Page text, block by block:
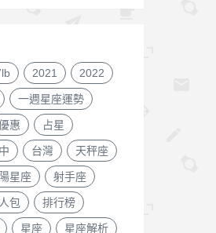
2021 2022
一週星座運勢
惠 占星
台灣 天秤座
星座 射手座
包 排行榜
星座 星座解析